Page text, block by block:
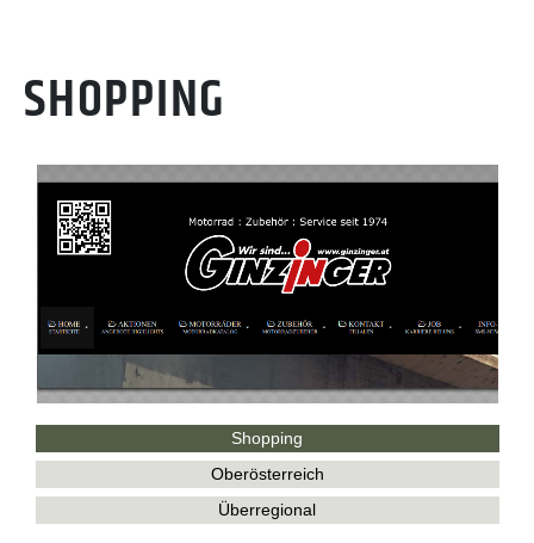
SHOPPING
Shopping
Oberösterreich
Überregional